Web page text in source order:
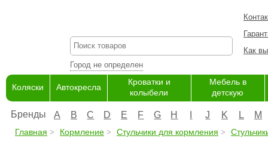
Город не определен
Как
Коляски Автокресла
Кроватки и
колыбели
Мебель в
детскую
Бренды A B C D E F G H J K L M
Главная Кормление Стульчики для кормления